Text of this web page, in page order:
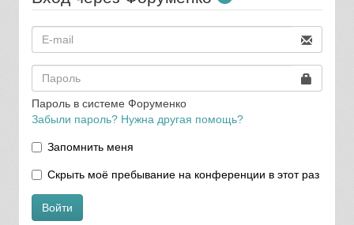
Пароль в системе Форуменко
Забыли пароль? Нужна другая помощь?
Запомнить меня
Скрыть моё пребывание на конференции в этот раз
Войти